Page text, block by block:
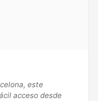
este
acceso desde